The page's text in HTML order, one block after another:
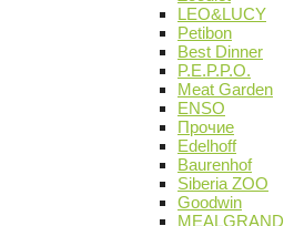
LEO&LUCY
Petibon
Best Dinner
P.E.P.P.O.
Meat Garden
ENSO
Прочие
Edelhoff
Baurenhof
Siberia ZOO
Goodwin
MEALGRAND